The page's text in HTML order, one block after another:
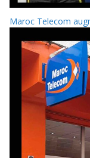
Maroc Telecom